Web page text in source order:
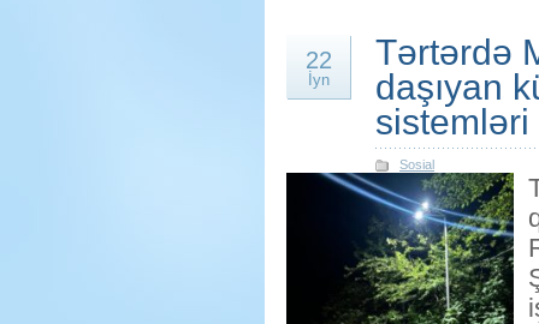
22
İyn
Tərtərdə
daşıyan
sistemləri
Sosial